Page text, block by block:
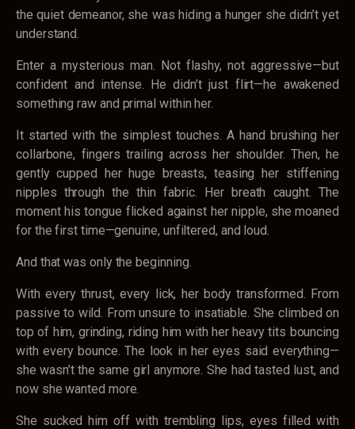
the quiet demeanor, she was hiding a hunger she didn’t yet
understand.
Enter a mysterious man. Not flashy, not aggressive—but
confident and intense. He didn’t just flirt—he awakened
something raw and primal within her.
It started with the simplest touches. A hand brushing her
collarbone, fingers trailing across her shoulder. Then, he
gently cupped her huge breasts, teasing her stiffening
nipples through the thin fabric. Her breath caught. The
moment his tongue flicked against her nipple, she moaned
for the first time—genuine, unfiltered, and loud.
And that was only the beginning.
With every thrust, every lick, her body transformed. From
passive to wild. From unsure to insatiable. She climbed on
top of him, grinding, riding him with her heavy tits bouncing
with every bounce. The look in her eyes said everything—
she wasn’t the same girl anymore. She had tasted lust, and
now she wanted more.
She sucked him off with trembling lips, eyes filled with